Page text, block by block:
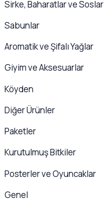
Sirke, Baharatlar ve Soslar
Sabunlar
Aromatik ve Şifalı Yağlar
Giyim ve Aksesuarlar
Köyden
Diğer Ürünler
Paketler
Kurutulmuş Bitkiler
Posterler ve Oyuncaklar
Genel